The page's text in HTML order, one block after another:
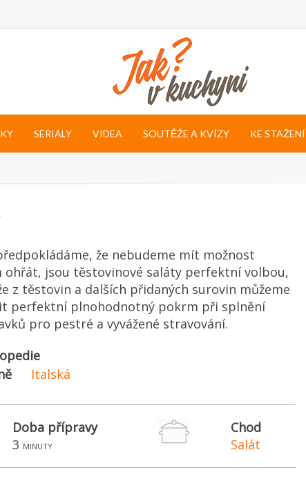
SERIÁLY VIDEA SOUTĚŽE A KVÍZY KE STAŽENÍ
že nebudeme mít možnost
ohřát, jsou těstovinové saláty perfektní volbou,
z těstovin a dalších přidaných surovin můžeme
perfektní plnohodnotný pokrm při splnění
pro pestré a vyvážené stravování.
Italská
Doba přípravy
3 minuty
Chod
Salát